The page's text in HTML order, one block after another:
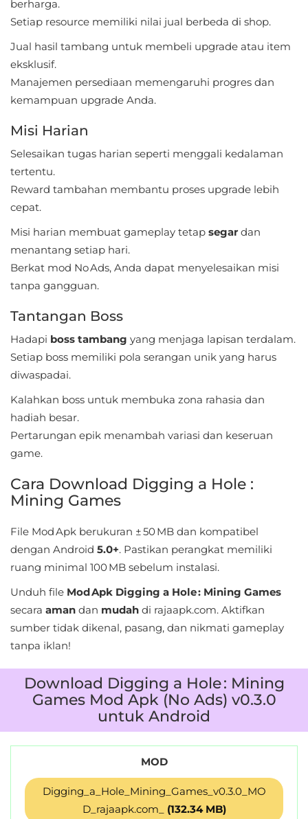
Communication
Dating
Education
Emulator
Entertainment
Events
Food
&
Drink
&
Fitness
House
&
Home
Libraries
Demo
Maps
&
Navigation
Medical
&
Audio
News
&
berharga.
Setiap resource memiliki nilai jual berbeda di shop.
Jual hasil tambang untuk membeli upgrade atau item
eksklusif.
Manajemen persediaan memengaruhi progres dan
kemampuan upgrade Anda.
Misi Harian
Selesaikan tugas harian seperti menggali kedalaman
tertentu.
Reward tambahan membantu proses upgrade lebih
cepat.
Misi harian membuat gameplay tetap segar dan
menantang setiap hari.
Berkat mod No Ads, Anda dapat menyelesaikan misi
tanpa gangguan.
Tantangan Boss
Hadapi boss tambang yang menjaga lapisan terdalam.
Setiap boss memiliki pola serangan unik yang harus
diwaspadai.
Kalahkan boss untuk membuka zona rahasia dan
hadiah besar.
Pertarungan epik menambah variasi dan keseruan
game.
Cara Download Digging a Hole :
Mining Games
File Mod Apk berukuran ± 50 MB dan kompatibel
dengan Android 5.0+. Pastikan perangkat memiliki
ruang minimal 100 MB sebelum instalasi.
Unduh file Mod Apk Digging a Hole : Mining Games
secara aman dan mudah di rajaapk.com. Aktifkan
sumber tidak dikenal, pasang, dan nikmati gameplay
tanpa iklan!
Download Digging a Hole : Mining
Games Mod Apk (No Ads) v0.3.0
untuk Android
MOD
Digging_a_Hole_Mining_Games_v0.3.0_MO
D_rajaapk.com_ (132.34 MB)